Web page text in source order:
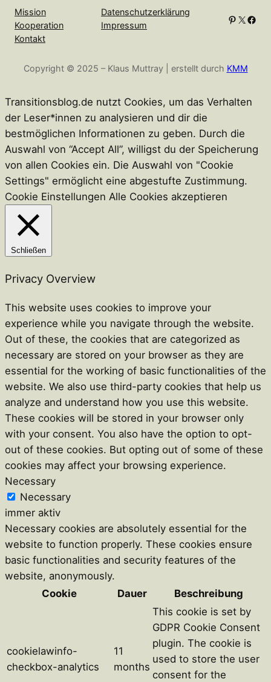
Mission
Kooperation
Kontakt
Datenschutzerklärung
Impressum
Pinterest X Facebook
Copyright © 2025 – Klaus Muttray | erstellt durch KMM
Transitionsblog.de nutzt Cookies, um das Verhalten
der Leser*innen zu analysieren und dir die
bestmöglichen Informationen zu geben. Durch die
Auswahl von “Accept All”, willigst du der Speicherung
von allen Cookies ein. Die Auswahl von "Cookie
Settings" ermöglicht eine abgestufte Zustimmung.
Cookie Einstellungen Alle Cookies akzeptieren
Schließen
Privacy Overview
This website uses cookies to improve your
experience while you navigate through the website.
Out of these, the cookies that are categorized as
necessary are stored on your browser as they are
essential for the working of basic functionalities of the
website. We also use third-party cookies that help us
analyze and understand how you use this website.
These cookies will be stored in your browser only
with your consent. You also have the option to opt-
out of these cookies. But opting out of some of these
cookies may affect your browsing experience.
Necessary
Necessary
immer aktiv
Necessary cookies are absolutely essential for the
website to function properly. These cookies ensure
basic functionalities and security features of the
website, anonymously.
Cookie
Dauer Beschreibung
cookielawinfo-
checkbox-analytics
11
months
This cookie is set by
GDPR Cookie Consent
plugin. The cookie is
used to store the user
consent for the